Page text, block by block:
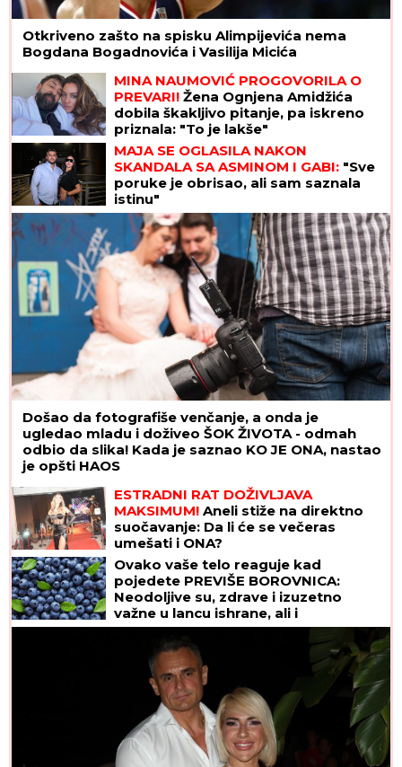
Otkriveno zašto na spisku Alimpijevića nema
Bogdana Bogadnovića i Vasilija Micića
MINA NAUMOVIĆ PROGOVORILA O
PREVARI! Žena Ognjena Amidžića
dobila škakljivo pitanje, pa iskreno
priznala: "To je lakše"
MAJA SE OGLASILA NAKON
SKANDALA SA ASMINOM I GABI: "Sve
poruke je obrisao, ali sam saznala
istinu"
Došao da fotografiše venčanje, a onda je
ugledao mladu i doživeo ŠOK ŽIVOTA - odmah
odbio da slika! Kada je saznao KO JE ONA, nastao
je opšti HAOS
ESTRADNI RAT DOŽIVLJAVA
MAKSIMUM! Aneli stiže na direktno
suočavanje: Da li će se večeras
umešati i ONA?
Ovako vaše telo reaguje kad
pojedete PREVIŠE BOROVNICA:
Neodoljive su, zdrave i izuzetno
važne u lancu ishrane, ali i
superhrana IMA SVOJE MANE